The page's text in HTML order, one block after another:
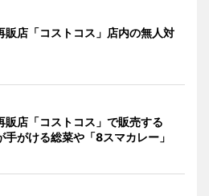
販店「コストコス」店内の無人対
販店「コストコス」で販売する
手がける総菜や「8スマカレー」